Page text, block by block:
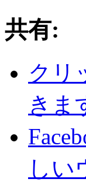
共有:
クリ
きま
しい